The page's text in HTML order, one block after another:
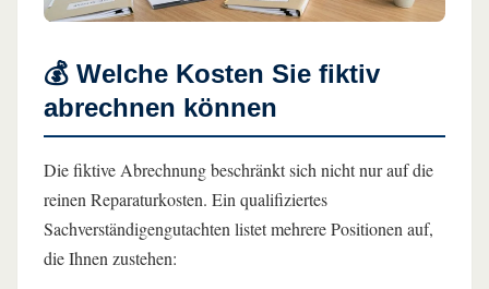
💰 Welche Kosten Sie fiktiv
abrechnen können
Die fiktive Abrechnung beschränkt sich nicht nur auf die
reinen Reparaturkosten. Ein qualifiziertes
Sachverständigengutachten listet mehrere Positionen auf,
die Ihnen zustehen: